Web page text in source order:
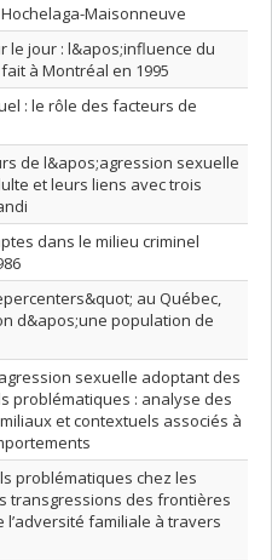
Maisonneuve
le jour : l&apos;influence du
à Montréal en 1995
: le rôle des facteurs de
de l&apos;agression sexuelle
et leurs liens avec trois
dans le milieu criminel
au Québec,
d&apos;une population de
sexuelle adoptant des
problématiques : analyse des
et contextuels associés à
problématiques chez les
transgressions des frontières
familiale à travers